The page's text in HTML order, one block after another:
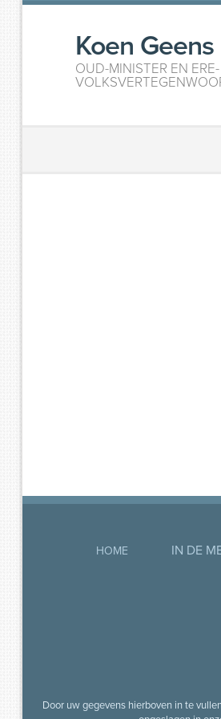
Koen Geens
OUD-MINISTER EN ERE-
HOME IN DE
Door uw gegevens hierboven in te